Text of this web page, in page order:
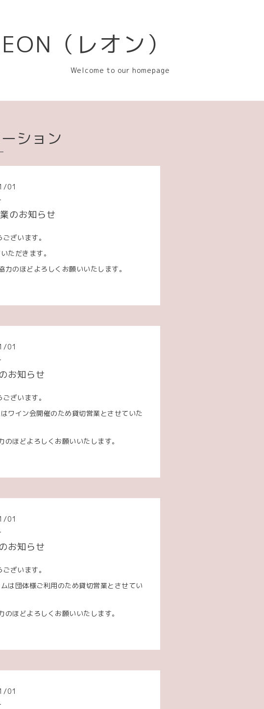
（レオン）
Welcome to our homepage
ション
/01
のお知らせ
ざいます。
ただきます。
のほどよろしくお願いいたします。
/01
お知らせ
ざいます。
ワイン会開催のため貸切営業とさせていた
ほどよろしくお願いいたします。
/01
お知らせ
ざいます。
は団体様ご利用のため貸切営業とさせてい
ほどよろしくお願いいたします。
/01